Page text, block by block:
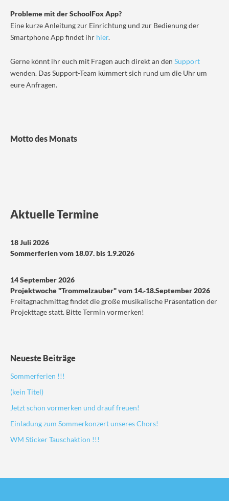
Probleme mit der SchoolFox App?
Eine kurze Anleitung zur Einrichtung und zur Bedienung der
Smartphone App findet ihr hier.
Gerne könnt ihr euch mit Fragen auch direkt an den Support
wenden. Das Support-Team kümmert sich rund um die Uhr um
eure Anfragen.
Motto des Monats
Aktuelle Termine
18 Juli 2026
Sommerferien vom 18.07. bis 1.9.2026
14 September 2026
Projektwoche "Trommelzauber" vom 14.-18.September 2026
Freitagnachmittag findet die große musikalische Präsentation der
Projekttage statt. Bitte Termin vormerken!
Neueste Beiträge
Sommerferien !!!
(kein Titel)
Jetzt schon vormerken und drauf freuen!
Einladung zum Sommerkonzert unseres Chors!
WM Sticker Tauschaktion !!!